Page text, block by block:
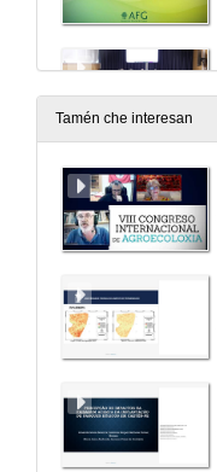
Tamén che interesan